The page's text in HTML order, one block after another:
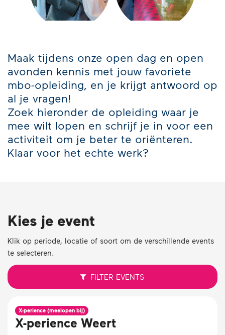
Maak tijdens onze open dag en open
avonden kennis met jouw favoriete
mbo-opleiding, en je krijgt antwoord op
al je vragen!
Zoek hieronder de opleiding waar je
mee wilt lopen en schrijf je in voor een
activiteit om je beter te oriënteren.
Klaar voor het echte werk?
Kies je event
Klik op periode, locatie of soort om de verschillende events
te selecteren.
FILTER EVENTS
X-perience (meelopen bij)
X-perience Weert